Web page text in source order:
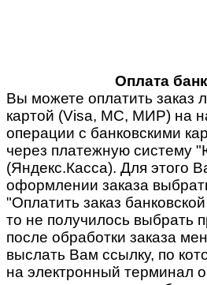
Оплата
Вы можете оплатить заказ
картой (Visa, MC, МИР) на
операции с банковскими
через платежную систему
(Яндекс.Касса). Для этого
оформлении заказа
"Оплатить заказ
то не получилось выбрать
после обработки заказа
выслать Вам ссылку, по
на электронный терминал